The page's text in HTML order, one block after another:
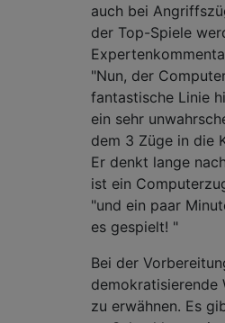
auch bei
der Top-Spiele
"Nun, der
fantastische Linie
ein sehr
dem 3 Züge in die
Er denkt lange
ist ein
"und ein paar
es gespielt! "
Bei der
demokratisierende
zu erwähnen. Es